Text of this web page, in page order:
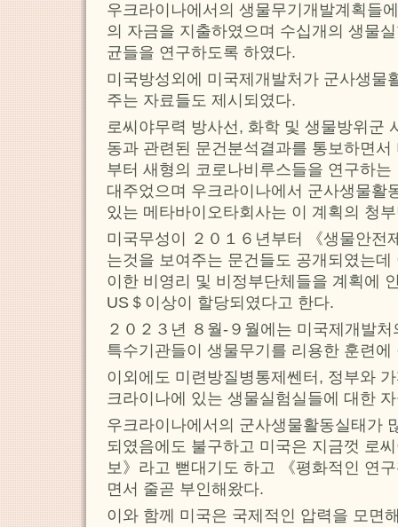
우크라이나에서의 생물무기개발계획들
의 자금을 지출하였으며 수십개의 생물
균들을 연구하도록 하였다.
미국방성외에 미국제개발처가 군사생물
주는 자료들도 제시되였다.
로씨야무력 방사선, 화학 및 생물방위군
동과 관련된 문건분석결과를 통보하면
부터 새형의 코로나비루스들을 연구하
대주었으며 우크라이나에서 군사생물활
있는 메타바이오타회사는 이 계획의 청
미국무성이 ２０１６년부터 《생물안전
는것을 보여주는 문건들도 공개되였는
이한 비영리 및 비정부단체들을 계획에
US＄이상이 할당되였다고 한다.
２０２３년 ８월-９월에는 미국제개발
특수기관들이 생물무기를 리용한 훈련
이외에도 미련방질병통제쎈터, 정부와
크라이나에 있는 생물실험실들에 대한
우크라이나에서의 군사생물활동실태가
되였음에도 불구하고 미국은 지금껏 로
보》라고 뻗대기도 하고 《평화적인 연
면서 줄곧 부인해왔다.
이와 함께 미국은 국제적인 압력을 모면